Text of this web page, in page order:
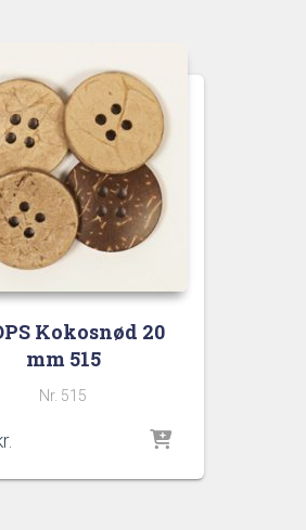
Kokosnød 20
mm 515
Nr. 515